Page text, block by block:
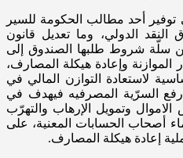
أحد مطالب الحكومة للسير
النقد الدولي، وما تعديل قانون
سلّة شروط طلبها الصندوق إلى
الموازنة وإعادة هيكلة المصارف،
لاستعادة التوازن المالي في
رفع السرّية المصرفيه فيهدف في
الاموال وتمويل الإرهاب والتهرّب
أصحاب الحسابات المعنية، على
إعادة هيكلة المصارف.